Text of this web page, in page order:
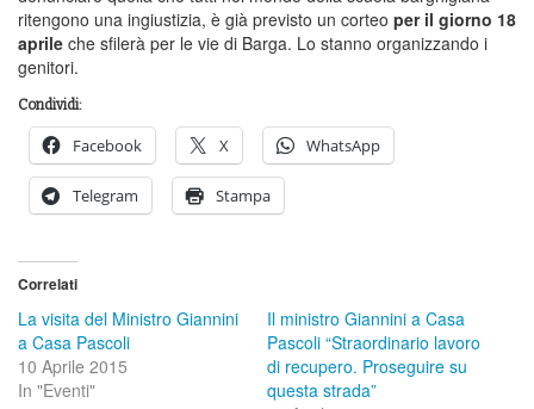
ritengono una ingiustizia, è già previsto un corteo per il giorno 18
aprile che sfilerà per le vie di Barga. Lo stanno organizzando i
genitori.
Condividi:
Facebook X WhatsApp
Telegram Stampa
Correlati
La visita del Ministro Giannini
a Casa Pascoli
10 Aprile 2015
In "Eventi"
Il ministro Giannini a Casa
Pascoli “Straordinario lavoro
di recupero. Proseguire su
questa strada”